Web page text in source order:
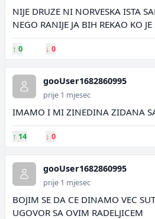
NIJE DRUZE NI NORVESKA ISTA
NEGO RANIJE JA BIH REKAO KO JE
↑ 0 ↓ 0
gooUser1682860995
prije 1 mjesec
IMAMO I MI ZINEDINA ZIDANA
↑ 14 ↓ 0
gooUser1682860995
prije 1 mjesec
BOJIM SE DA CE DINAMO VEC
UGOVOR SA OVIM RADELJICEM